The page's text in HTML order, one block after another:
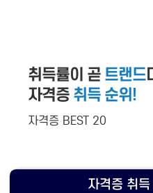
취득률이 곧 트랜드
자격증 취득 순위!
자격증 BEST 20
자격증 취득